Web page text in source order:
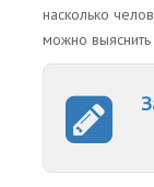
насколько
можно выяснить